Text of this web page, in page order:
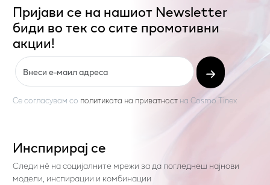
Пријави се на нашиот Newsletter
биди во тек со сите промотивни
акции!
Се согласувам со политиката на приватност на Cosmo Tinex
Инспирирај се
Следи нѐ на социјалните мрежи за да погледнеш најнови
модели, инспирации и комбинации